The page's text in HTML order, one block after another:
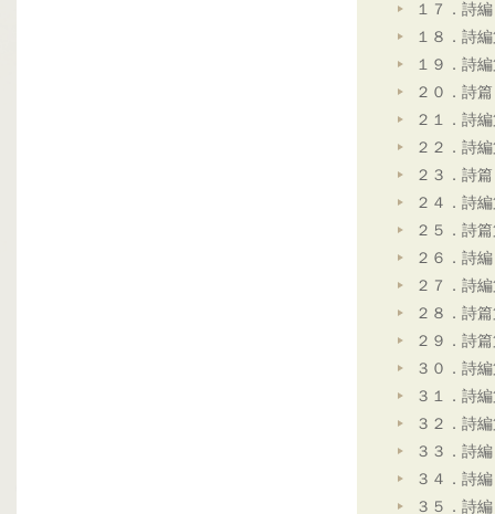
１７．詩
１８．詩
１９．詩
２０．詩
２１．詩
２２．詩
２３．詩
２４．詩
２５．詩
２６．詩
２７．詩
２８．詩
２９．詩
３０．詩
３１．詩
３２．詩
３３．詩
３４．詩
３５．詩